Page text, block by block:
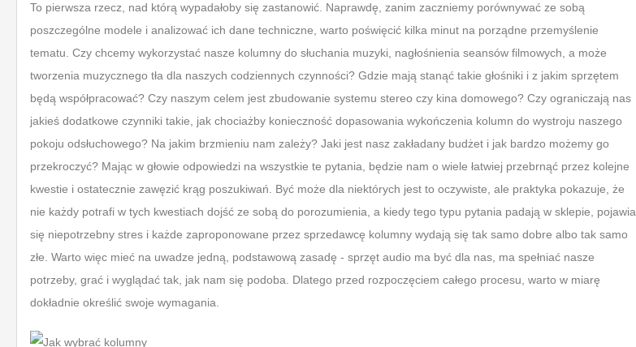
To pierwsza rzecz, nad którą wypadałoby się zastanowić. Naprawdę, zanim zaczniemy porównywać ze sobą
poszczególne modele i analizować ich dane techniczne, warto poświęcić kilka minut na porządne przemyślenie
tematu. Czy chcemy wykorzystać nasze kolumny do słuchania muzyki, nagłośnienia seansów filmowych, a może
tworzenia muzycznego tła dla naszych codziennych czynności? Gdzie mają stanąć takie głośniki i z jakim sprzętem
będą współpracować? Czy naszym celem jest zbudowanie systemu stereo czy kina domowego? Czy ograniczają nas
jakieś dodatkowe czynniki takie, jak chociażby konieczność dopasowania wykończenia kolumn do wystroju naszego
pokoju odsłuchowego? Na jakim brzmieniu nam zależy? Jaki jest nasz zakładany budżet i jak bardzo możemy go
przekroczyć? Mając w głowie odpowiedzi na wszystkie te pytania, będzie nam o wiele łatwiej przebrnąć przez kolejne
kwestie i ostatecznie zawęzić krąg poszukiwań. Być może dla niektórych jest to oczywiste, ale praktyka pokazuje, że
nie każdy potrafi w tych kwestiach dojść ze sobą do porozumienia, a kiedy tego typu pytania padają w sklepie, pojawia
się niepotrzebny stres i każde zaproponowane przez sprzedawcę kolumny wydają się tak samo dobre albo tak samo
złe. Warto więc mieć na uwadze jedną, podstawową zasadę - sprzęt audio ma być dla nas, ma spełniać nasze
potrzeby, grać i wyglądać tak, jak nam się podoba. Dlatego przed rozpoczęciem całego procesu, warto w miarę
dokładnie określić swoje wymagania.